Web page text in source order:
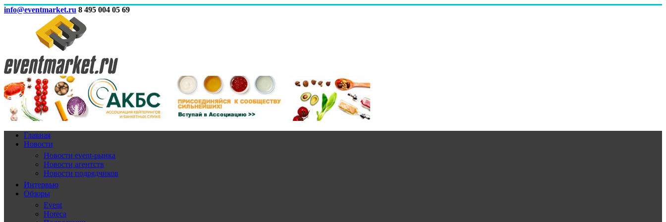
info@eventmarket.ru 8 495 004 05 69
Главная
Новости
Новости event-рынка
Новости агентств
Новости подрядчиков
Интервью
Обзоры
Event
Horeca